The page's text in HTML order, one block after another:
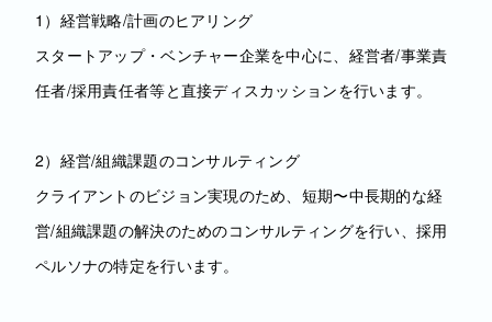
1）経営戦略/計画のヒアリング
スタートアップ・ベンチャー企業を中心に、経営者/事業責
任者/採用責任者等と直接ディスカッションを行います。
2）経営/組織課題のコンサルティング
クライアントのビジョン実現のため、短期〜中長期的な経
営/組織課題の解決のためのコンサルティングを行い、採用
ペルソナの特定を行います。